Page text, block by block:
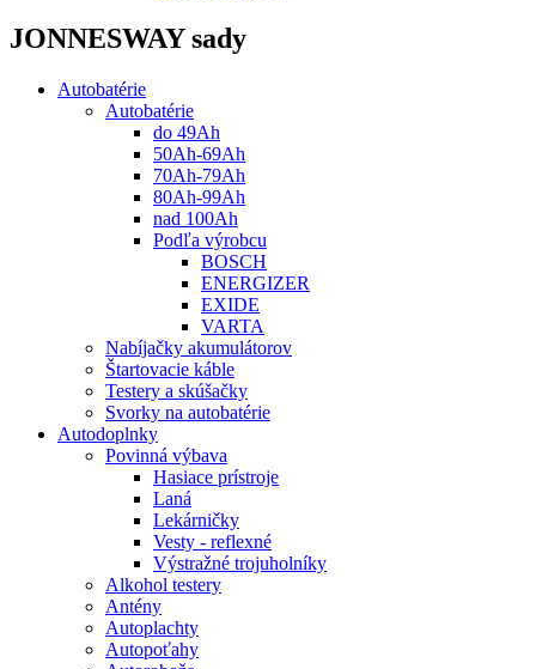
JONNESWAY sady
Autobatérie
Autobatérie
do 49Ah
50Ah-69Ah
70Ah-79Ah
80Ah-99Ah
nad 100Ah
Podľa výrobcu
BOSCH
ENERGIZER
EXIDE
VARTA
Nabíjačky akumulátorov
Štartovacie káble
Testery a skúšačky
Svorky na autobatérie
Autodoplnky
Povinná výbava
Hasiace prístroje
Laná
Lekárničky
Vesty - reflexné
Výstražné trojuholníky
Alkohol testery
Antény
Autoplachty
Autopoťahy